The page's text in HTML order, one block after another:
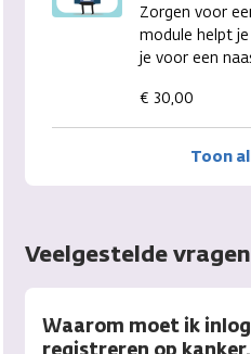
Zorgen voor
module helpt
je voor een
€ 30,00
Toon
Veelgestelde vragen
Waarom moet ik